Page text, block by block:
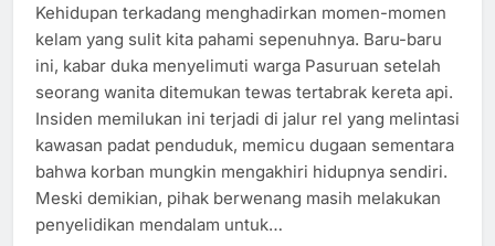
Kehidupan terkadang menghadirkan momen-momen
kelam yang sulit kita pahami sepenuhnya. Baru-baru
ini, kabar duka menyelimuti warga Pasuruan setelah
seorang wanita ditemukan tewas tertabrak kereta api.
Insiden memilukan ini terjadi di jalur rel yang melintasi
kawasan padat penduduk, memicu dugaan sementara
bahwa korban mungkin mengakhiri hidupnya sendiri.
Meski demikian, pihak berwenang masih melakukan
penyelidikan mendalam untuk…